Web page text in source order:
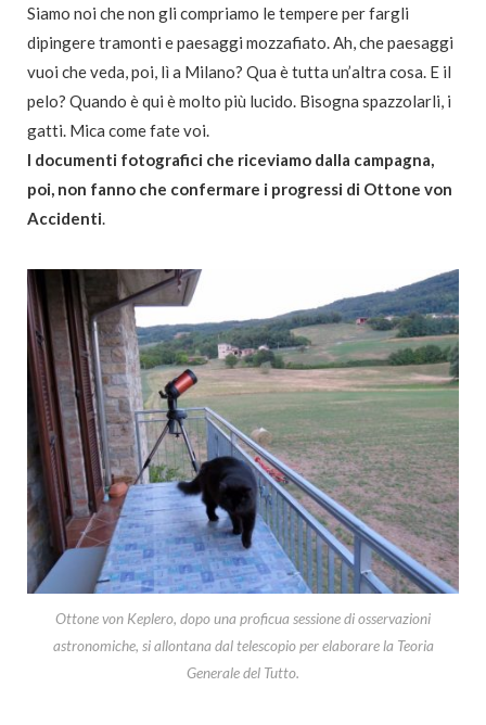
Siamo noi che non gli compriamo le tempere per fargli
dipingere tramonti e paesaggi mozzafiato. Ah, che paesaggi
vuoi che veda, poi, lì a Milano? Qua è tutta un’altra cosa. E il
pelo? Quando è qui è molto più lucido. Bisogna spazzolarli, i
gatti. Mica come fate voi.
I documenti fotografici che riceviamo dalla campagna,
poi, non fanno che confermare i progressi di Ottone von
Accidenti.
Ottone von Keplero, dopo una proficua sessione di osservazioni
astronomiche, si allontana dal telescopio per elaborare la Teoria
Generale del Tutto.